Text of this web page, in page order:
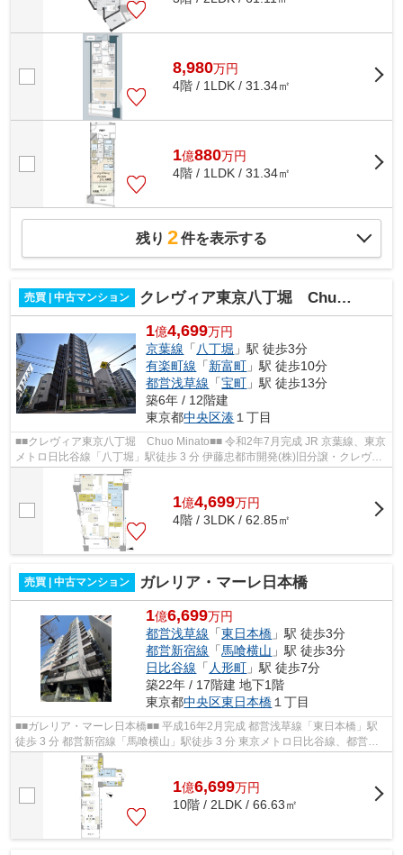
8,980万円
4階 / 1LDK / 31.34㎡
1億880万円
4階 / 1LDK / 31.34㎡
残り 2件を表示する
売買 | 中古マンション クレヴィア東京八丁堀 Chuo Minato
1億4,699万円
京葉線 「八丁堀 」駅 徒歩3分
有楽町線 「新富町 」駅 徒歩10分
都営浅草線 「宝町 」駅 徒歩13分
築6年 / 12階建
東京都中央区湊 １丁目
■■クレヴィア東京八丁堀 Chuo Minato■■ 令和2年7月完成 JR 京葉線、東京
メトロ日比谷線「八丁堀」駅徒歩 3 分 伊藤忠都市開発(株)旧分譲・クレヴィ
アシリーズ 「東京」駅、『銀座...
1億4,699万円
4階 / 3LDK / 62.85㎡
売買 | 中古マンション ガレリア・マーレ日本橋
1億6,699万円
都営浅草線 「東日本橋 」駅 徒歩3分
都営新宿線 「馬喰横山 」駅 徒歩3分
日比谷線 「 人形町 」駅 徒歩7分
築22年 / 17階建 地下1階
東京都中央区東日本橋１丁目
■■ガレリア・マーレ日本橋■■ 平成16年2月完成 都営浅草線「東日本橋」駅
徒歩 3 分 都営新宿線「馬喰横山」駅徒歩 3 分 東京メトロ日比谷線、都営浅
1億6,699万円
10階 / 2LDK / 66.63㎡